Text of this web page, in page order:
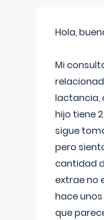
Hola,
Mi
lactancia,
hijo tiene
sigue
pero
cantidad
extrae no
hace
que